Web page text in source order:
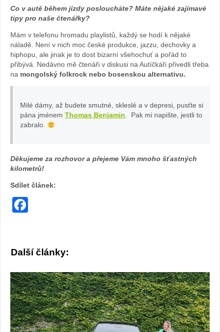
Co v autě během jízdy posloucháte? Máte nějaké zajímavé
tipy pro naše čtenářky?
Mám v telefonu hromadu playlistů, každý se hodí k nějaké
náladě. Není v nich moc české produkce, jazzu, dechovky a
hiphopu, ale jinak je to dost bizarní všehochuť a pořád to
přibývá. Nedávno mě čtenáři v diskusi na Autíčkáři přivedli třeba
na mongolský folkrock nebo bosenskou alternativu.
Milé dámy, až budete smutné, skleslé a v depresi, pusťte si
pána jménem Thomas Benjamin. Pak mi napište, jestli to
zabralo.
Děkujeme za rozhovor a přejeme Vám mnoho šťastných
kilometrů!
Sdílet článek:
Další články: